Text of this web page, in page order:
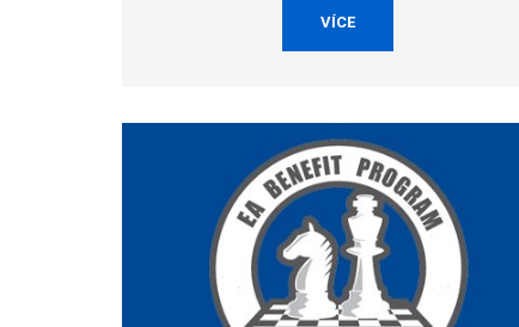
to svatba, garden party, konference, prezentace,
VÍCE